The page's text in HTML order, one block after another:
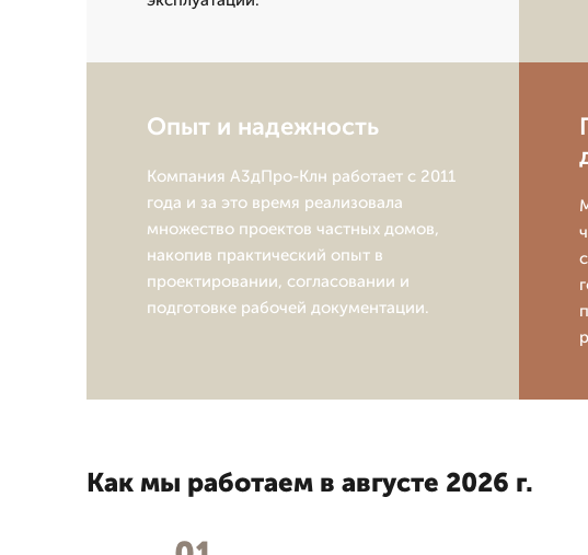
Опыт и надежность
Компания А3дПро-Клн работает с 2011
года и за это время реализовала
множество проектов частных домов,
накопив практический опыт в
проектировании, согласовании и
подготовке рабочей документации.
Как мы работаем в августе 2026 г.